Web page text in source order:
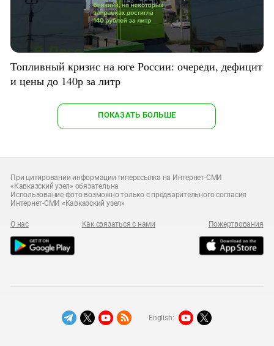
Топливный кризис на юге России: очереди, дефицит
и цены до 140р за литр
ПОКАЗАТЬ БОЛЬШЕ
При цитировании информации гиперссылка на Интернет-СМИ
«Кавказский узел» обязательна
Использование фото возможно только с предварительного согласия
Интернет-СМИ «Кавказский узел»
О нас Как связаться с нами Пожертвования
English: